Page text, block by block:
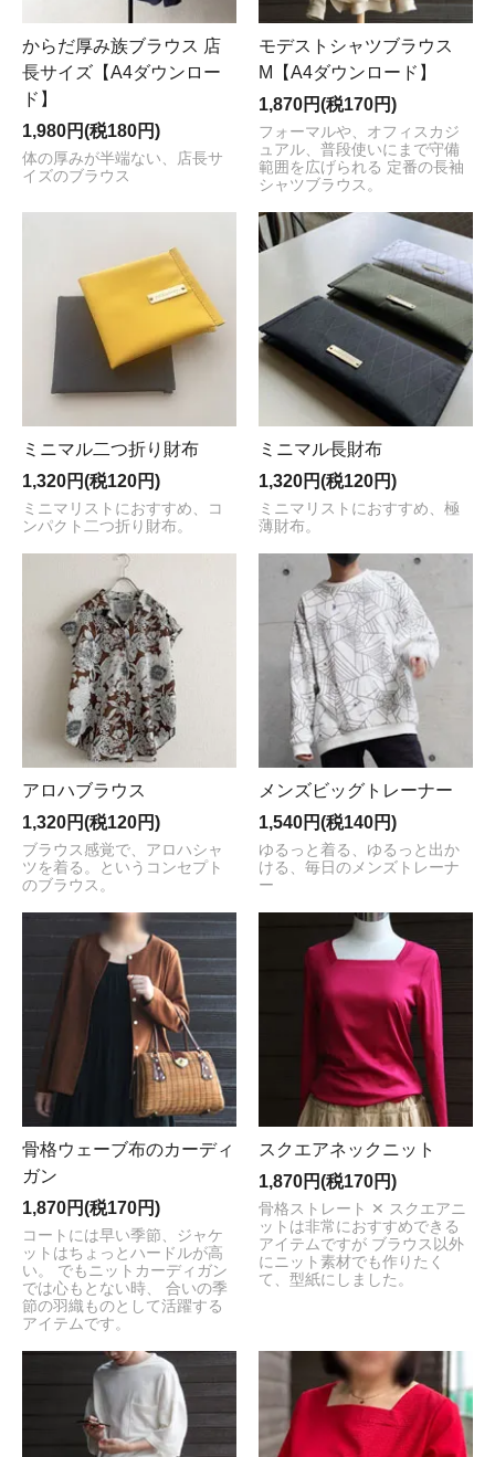
からだ厚み族ブラウス 店
長サイズ【A4ダウンロー
ド】
1,980円(税180円)
体の厚みが半端ない、店長サ
イズのブラウス
モデストシャツブラウス
M【A4ダウンロード】
1,870円(税170円)
フォーマルや、オフィスカジ
ュアル、普段使いにまで守備
範囲を広げられる 定番の長袖
シャツブラウス。
ミニマル二つ折り財布
1,320円(税120円)
ミニマリストにおすすめ、コ
ンパクト二つ折り財布。
ミニマル長財布
1,320円(税120円)
ミニマリストにおすすめ、極
薄財布。
アロハブラウス
1,320円(税120円)
ブラウス感覚で、アロハシャ
ツを着る。というコンセプト
のブラウス。
メンズビッグトレーナー
1,540円(税140円)
ゆるっと着る、ゆるっと出か
ける、毎日のメンズトレーナ
ー
骨格ウェーブ布のカーディ
ガン
1,870円(税170円)
コートには早い季節、ジャケ
ットはちょっとハードルが高
い。 でもニットカーディガン
では心もとない時、 合いの季
節の羽織ものとして活躍する
アイテムです。
スクエアネックニット
1,870円(税170円)
骨格ストレート ✕ スクエアニ
ットは非常におすすめできる
アイテムですが ブラウス以外
にニット素材でも作りたく
て、型紙にしました。